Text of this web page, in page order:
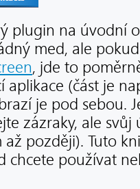
plugin na úvodní
med, ale
, jde to
aplikace (část je
je pod sebou.
zázraky, ale
později). Tuto
chcete používat